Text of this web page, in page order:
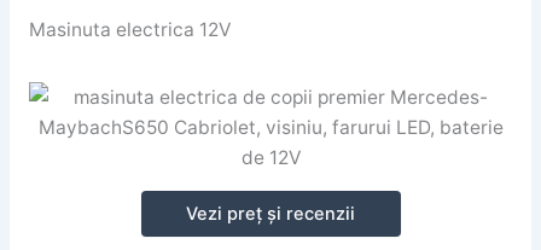
Masinuta electrica 12V
Vezi preț și recenzii